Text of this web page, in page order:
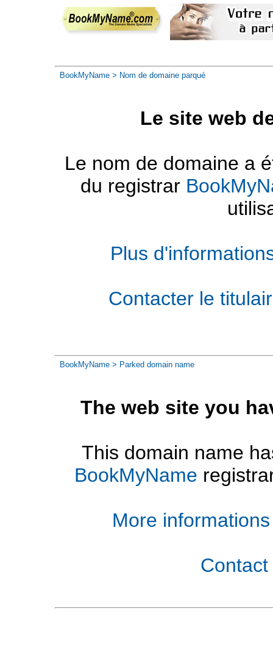
BookMyName > Nom de domaine parqué
Le site web
Le nom de domaine a
du registrar
Plus
Contacter le
BookMyName > Parked domain name
The web site you
This domain name
BookMyName
More